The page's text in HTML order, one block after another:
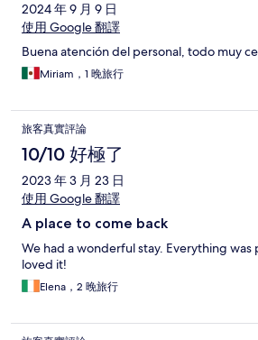
2024 年 9 月 9 日
使用 Google 翻譯
Buena atención del personal, todo muy
Miriam，1 晚旅行
旅客真實評論
10/10 好極了
2023 年 3 月 23 日
使用 Google 翻譯
A place to come back
We had a wonderful stay. Everything
loved it!
Elena，2 晚旅行